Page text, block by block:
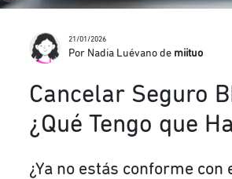
21/01/2026
Por Nadia Luévano de miituo
Cancelar Seguro
¿Qué Tengo que
¿Ya no estás conforme con